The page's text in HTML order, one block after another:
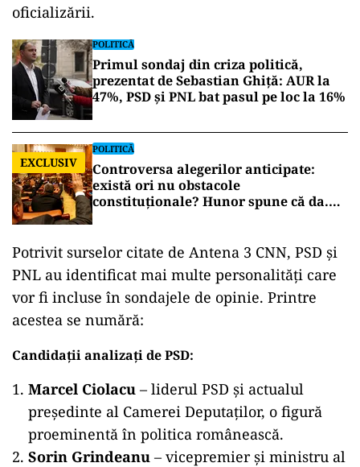
oficializării.
POLITICĂ
Primul sondaj din criza politică,
prezentat de Sebastian Ghiță: AUR la
47%, PSD și PNL bat pasul pe loc la 16%
EXCLUSIV
POLITICĂ
Controversa alegerilor anticipate:
există ori nu obstacole
constituționale? Hunor spune că da.
Potrivit surselor citate de Antena 3 CNN, PSD și
PNL au identificat mai multe personalități care
vor fi incluse în sondajele de opinie. Printre
acestea se numără:
Candidații analizați de PSD:
Marcel Ciolacu – liderul PSD și actualul
președinte al Camerei Deputaților, o figură
proeminentă în politica românească.
Sorin Grindeanu – vicepremier și ministru al